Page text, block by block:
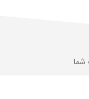
شما